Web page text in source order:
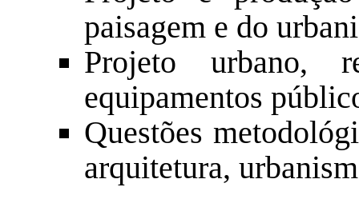
paisagem e do
Projeto urbano,
equipamentos
Questões
arquitetura,